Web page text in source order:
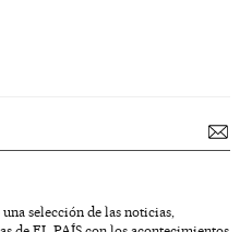
selección de las noticias,